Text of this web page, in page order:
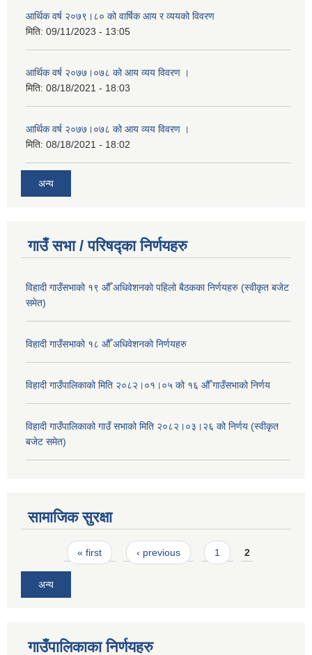
आर्थिक वर्ष २०७९।८० को वार्षिक आय र व्ययको विवरण
मिति: 09/11/2023 - 13:05
आर्थिक वर्ष २०७७।०७८ को आय व्यय विवरण ।
मिति: 08/18/2021 - 18:03
आर्थिक वर्ष २०७७।०७८ को आय व्यय विवरण ।
मिति: 08/18/2021 - 18:02
अन्य
गाउँ सभा / परिषद्का निर्णयहरु
विहादी गाउँसभाको १९ औँ अधिवेशनको पहिलो बैठकका निर्णयहरु (स्वीकृत बजेट
समेत)
विहादी गाउँसभाको १८ औँ अधिवेशनको निर्णयहरु
विहादी गाउँपालिकाको मिति २०८२।०१।०५ को १६ औँ गाउँसभाको निर्णय
विहादी गाउँपालिकाको गाउँ सभाको मिति २०८२।०३।२६ को निर्णय (स्वीकृत
बजेट समेत)
सामाजिक सुरक्षा
Pages« first ‹ previous 1 2
अन्य
गाउँपालिकाका निर्णयहरु